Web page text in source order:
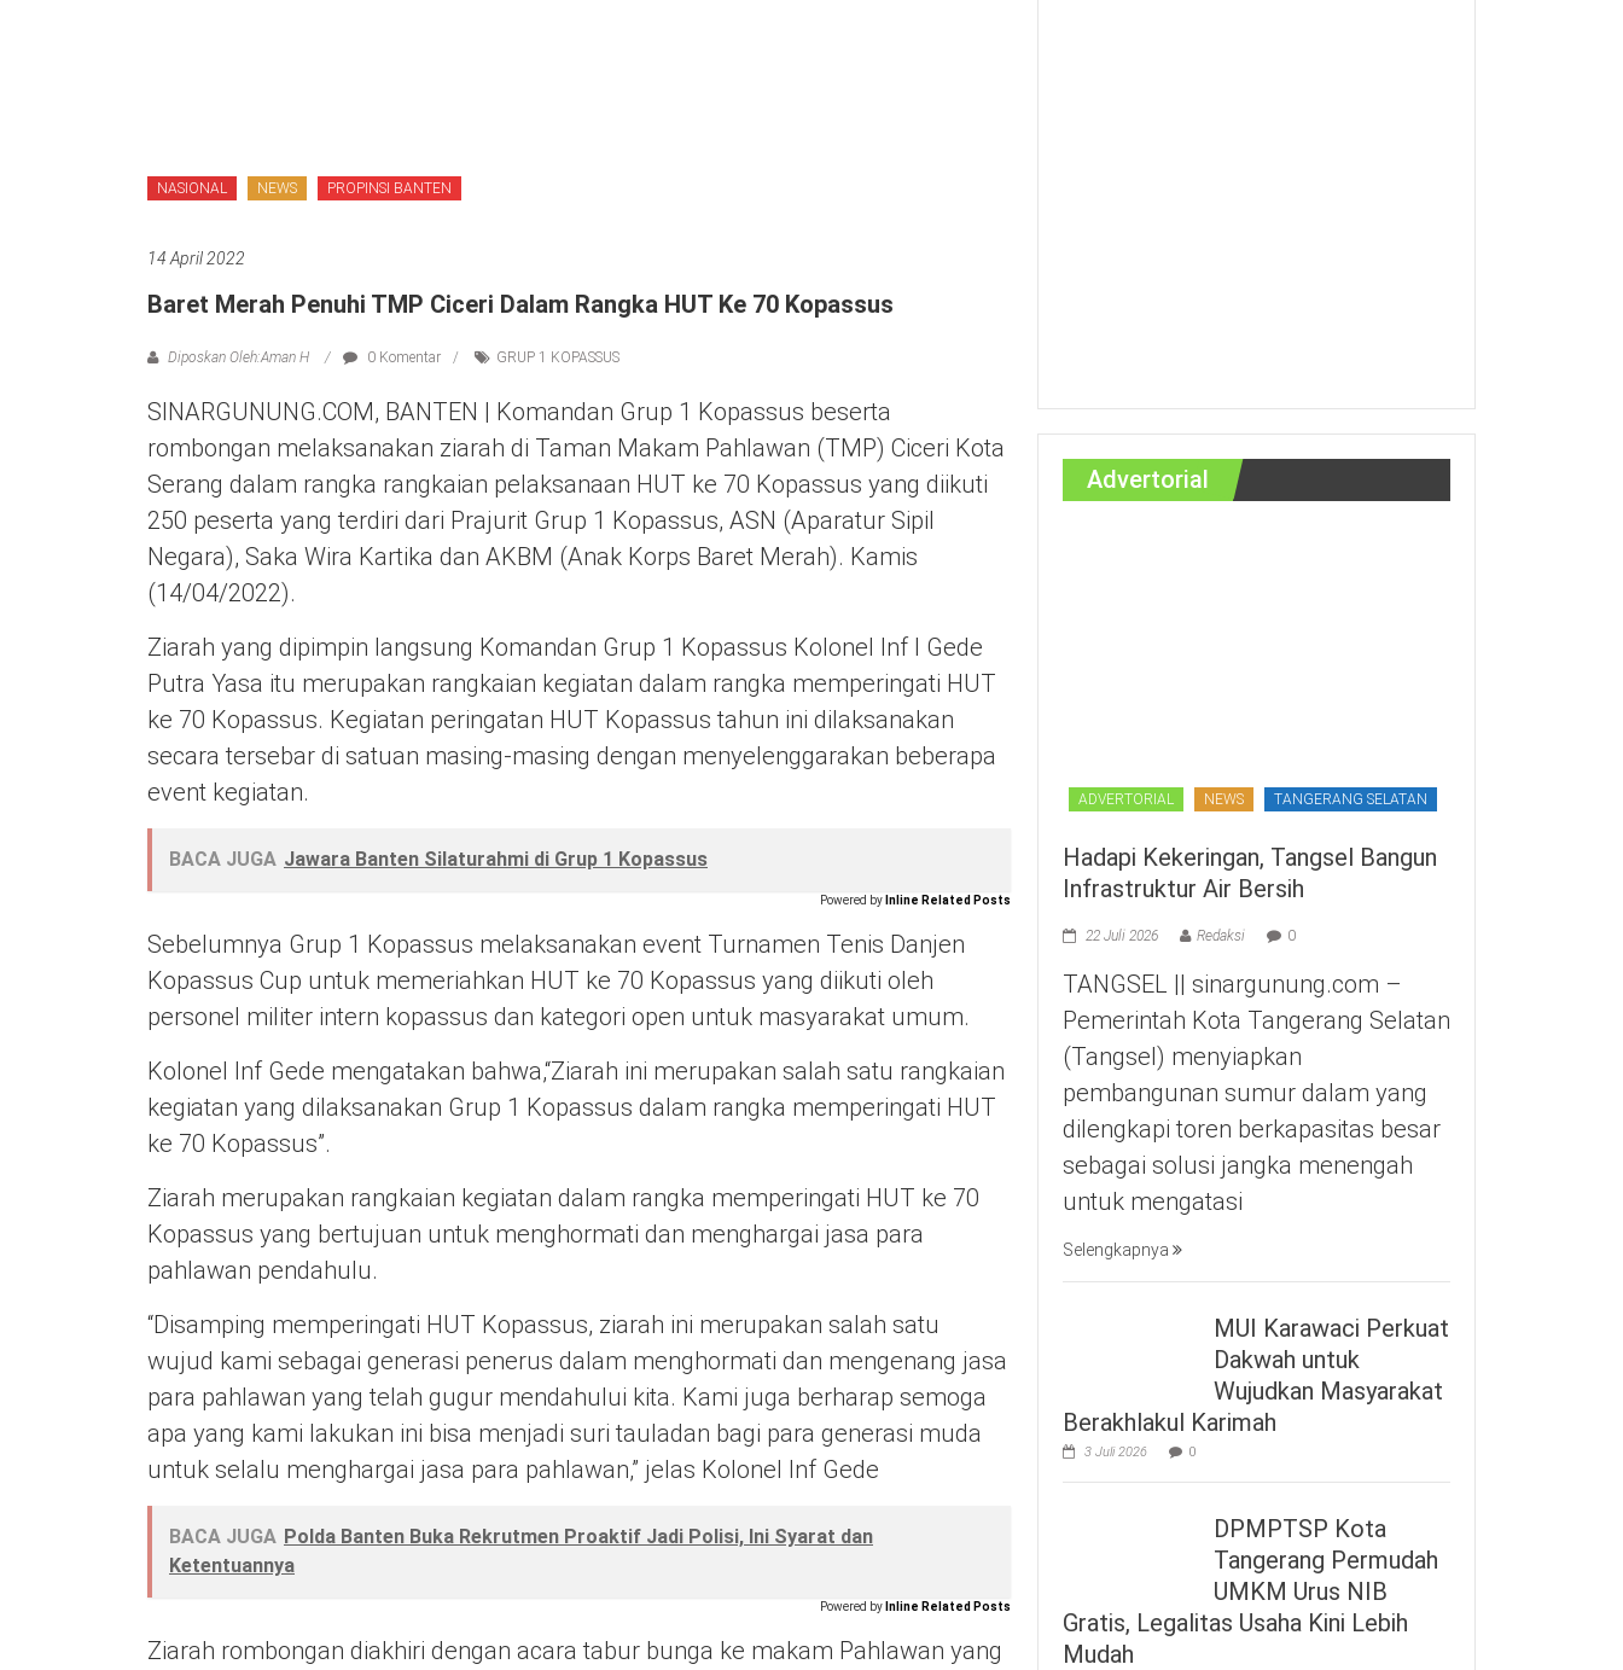
NASIONAL NEWS PROPINSI BANTEN
14 April 2022
Baret Merah Penuhi TMP Ciceri Dalam Rangka HUT Ke 70 Kopassus
Diposkan Oleh:Aman H 0 Komentar GRUP 1 KOPASSUS
SINARGUNUNG.COM, BANTEN | Komandan Grup 1 Kopassus beserta
rombongan melaksanakan ziarah di Taman Makam Pahlawan (TMP) Ciceri Kota
Serang dalam rangka rangkaian pelaksanaan HUT ke 70 Kopassus yang diikuti
250 peserta yang terdiri dari Prajurit Grup 1 Kopassus, ASN (Aparatur Sipil
Negara), Saka Wira Kartika dan AKBM (Anak Korps Baret Merah). Kamis
(14/04/2022).
Ziarah yang dipimpin langsung Komandan Grup 1 Kopassus Kolonel Inf I Gede
Putra Yasa itu merupakan rangkaian kegiatan dalam rangka memperingati HUT
ke 70 Kopassus. Kegiatan peringatan HUT Kopassus tahun ini dilaksanakan
secara tersebar di satuan masing-masing dengan menyelenggarakan beberapa
event kegiatan.
BACA JUGA Jawara Banten Silaturahmi di Grup 1 Kopassus
Powered by Inline Related Posts
Sebelumnya Grup 1 Kopassus melaksanakan event Turnamen Tenis Danjen
Kopassus Cup untuk memeriahkan HUT ke 70 Kopassus yang diikuti oleh
personel militer intern kopassus dan kategori open untuk masyarakat umum.
Kolonel Inf Gede mengatakan bahwa,“Ziarah ini merupakan salah satu rangkaian
kegiatan yang dilaksanakan Grup 1 Kopassus dalam rangka memperingati HUT
ke 70 Kopassus”.
Ziarah merupakan rangkaian kegiatan dalam rangka memperingati HUT ke 70
Kopassus yang bertujuan untuk menghormati dan menghargai jasa para
pahlawan pendahulu.
“Disamping memperingati HUT Kopassus, ziarah ini merupakan salah satu
wujud kami sebagai generasi penerus dalam menghormati dan mengenang jasa
para pahlawan yang telah gugur mendahului kita. Kami juga berharap semoga
apa yang kami lakukan ini bisa menjadi suri tauladan bagi para generasi muda
untuk selalu menghargai jasa para pahlawan,” jelas Kolonel Inf Gede
BACA JUGA Polda Banten Buka Rekrutmen Proaktif Jadi Polisi, Ini Syarat dan
Ketentuannya
Powered by Inline Related Posts
Ziarah rombongan diakhiri dengan acara tabur bunga ke makam Pahlawan yang
Advertorial
ADVERTORIAL NEWS TANGERANG SELATAN
Hadapi Kekeringan, Tangsel Bangun
Infrastruktur Air Bersih
22 Juli 2026 Redaksi 0
TANGSEL || sinargunung.com –
Pemerintah Kota Tangerang Selatan
(Tangsel) menyiapkan
pembangunan sumur dalam yang
dilengkapi toren berkapasitas besar
sebagai solusi jangka menengah
untuk mengatasi
Selengkapnya
MUI Karawaci Perkuat
Dakwah untuk
Wujudkan Masyarakat
Berakhlakul Karimah
3 Juli 2026 0
DPMPTSP Kota
Tangerang Permudah
UMKM Urus NIB
Gratis, Legalitas Usaha Kini Lebih
Mudah